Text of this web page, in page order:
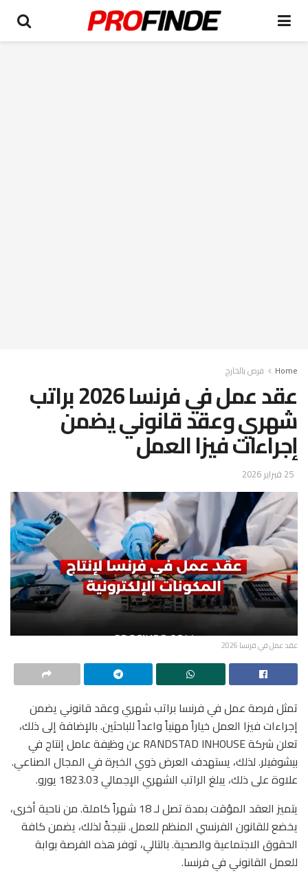
Home فرص بالخارج
عقد عمل في فرنسا 2026 براتب
شهري وعقد قانوني يضمن
إجراءات فيزا العمل
25 فبراير 2026
عقد عمل في فرنسا 2026
تمثل فرصة عمل في فرنسا براتب شهري وعقد قانوني يضمن
إجراءات فيزا العمل خياراً مهنياً واعداً للباحثين. بالإضافة إلى ذلك،
تعلن شركة RANDSTAD INHOUSE عن وظيفة عامل إنتاج في
بيشوفيلر. لذلك، يستهدف العرض ذوي الخبرة في المجال الصناعي.
علاوة على ذلك، يبلغ الراتب الشهري الإجمالي 1823.03 يورو.
يتميز العقد المؤقت بمدة تصل لـ 18 شهراً كاملة. من ناحية أخرى،
يخضع للقانون الفرنسي المنظم للعمل. نتيجةً لذلك، يضمن كافة
الحقوق الاجتماعية والصحية. بالتالي، توفر هذه الفرصة بوابة
للعمل القانوني في فرنسا.